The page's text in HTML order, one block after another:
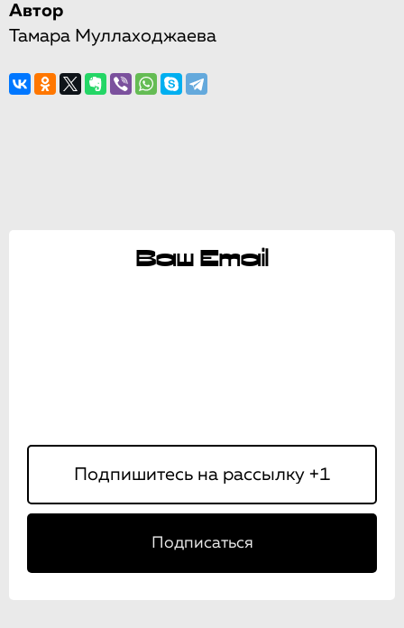
Автор
Тамара Муллаходжаева
Ваш Email
Подписаться